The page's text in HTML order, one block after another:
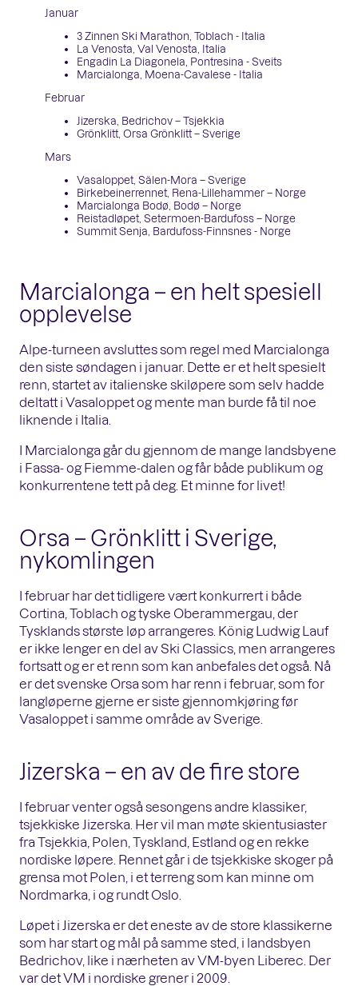
Januar
3 Zinnen Ski Marathon, Toblach - Italia
La Venosta, Val Venosta, Italia
Engadin La Diagonela, Pontresina - Sveits
Marcialonga, Moena-Cavalese - Italia
Februar
Jizerska, Bedrichov – Tsjekkia
Grönklitt, Orsa Grönklitt – Sverige
Mars
Vasaloppet, Sälen-Mora – Sverige
Birkebeinerrennet, Rena-Lillehammer – Norge
Marcialonga Bodø, Bodø – Norge
Reistadløpet, Setermoen-Bardufoss – Norge
Summit Senja, Bardufoss-Finnsnes - Norge
Marcialonga – en helt spesiell
opplevelse
Alpe-turneen avsluttes som regel med Marcialonga
den siste søndagen i januar. Dette er et helt spesielt
renn, startet av italienske skiløpere som selv hadde
deltatt i Vasaloppet og mente man burde få til noe
liknende i Italia.
I Marcialonga går du gjennom de mange landsbyene
i Fassa- og Fiemme-dalen og får både publikum og
konkurrentene tett på deg. Et minne for livet!
Orsa – Grönklitt i Sverige,
nykomlingen
I februar har det tidligere vært konkurrert i både
Cortina, Toblach og tyske Oberammergau, der
Tysklands største løp arrangeres. König Ludwig Lauf
er ikke lenger en del av Ski Classics, men arrangeres
fortsatt og er et renn som kan anbefales det også. Nå
er det svenske Orsa som har renn i februar, som for
langløperne gjerne er siste gjennomkjøring før
Vasaloppet i samme område av Sverige.
Jizerska – en av de fire store
I februar venter også sesongens andre klassiker,
tsjekkiske Jizerska. Her vil man møte skientusiaster
fra Tsjekkia, Polen, Tyskland, Estland og en rekke
nordiske løpere. Rennet går i de tsjekkiske skoger på
grensa mot Polen, i et terreng som kan minne om
Nordmarka, i og rundt Oslo.
Løpet i Jizerska er det eneste av de store klassikerne
som har start og mål på samme sted, i landsbyen
Bedrichov, like i nærheten av VM-byen Liberec. Der
var det VM i nordiske grener i 2009.